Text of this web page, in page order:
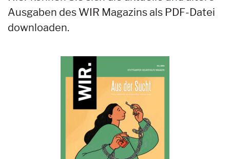
Ausgaben des WIR Magazins als PDF-Datei
downloaden.